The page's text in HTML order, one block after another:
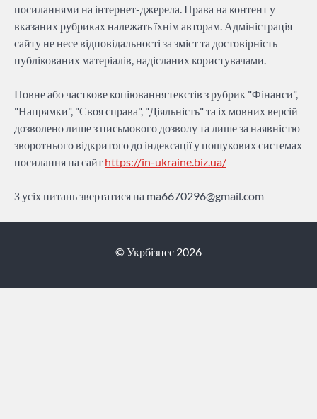
посиланнями на інтернет-джерела. Права на контент у
вказаних рубриках належать їхнім авторам. Адміністрація
сайту не несе відповідальності за зміст та достовірність
публікованих матеріалів, надісланих користувачами.
Повне або часткове копіювання текстів з рубрик "Фінанси",
"Напрямки", "Своя справа", "Діяльність" та іх мовних версій
дозволено лише з письмового дозволу та лише за наявністю
зворотнього відкритого до індексації у пошукових системах
посилання на сайт https://in-ukraine.biz.ua/
З усіх питань звертатися на ma6670296@gmail.com
© Укрбізнес 2026